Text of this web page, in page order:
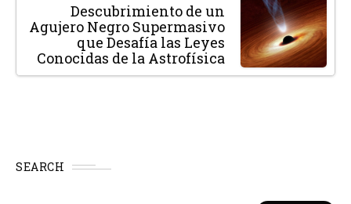
Descubrimiento de un
Agujero Negro Supermasivo
que Desafía las Leyes
Conocidas de la Astrofísica
SEARCH